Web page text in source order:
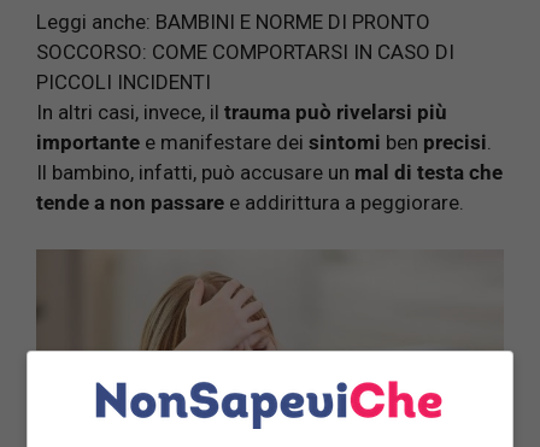
Leggi anche: BAMBINI E NORME DI PRONTO
SOCCORSO: COME COMPORTARSI IN CASO DI
PICCOLI INCIDENTI
In altri casi, invece, il trauma può rivelarsi più
importante e manifestare dei sintomi ben precisi.
Il bambino, infatti, può accusare un mal di testa che
tende a non passare e addirittura a peggiorare.